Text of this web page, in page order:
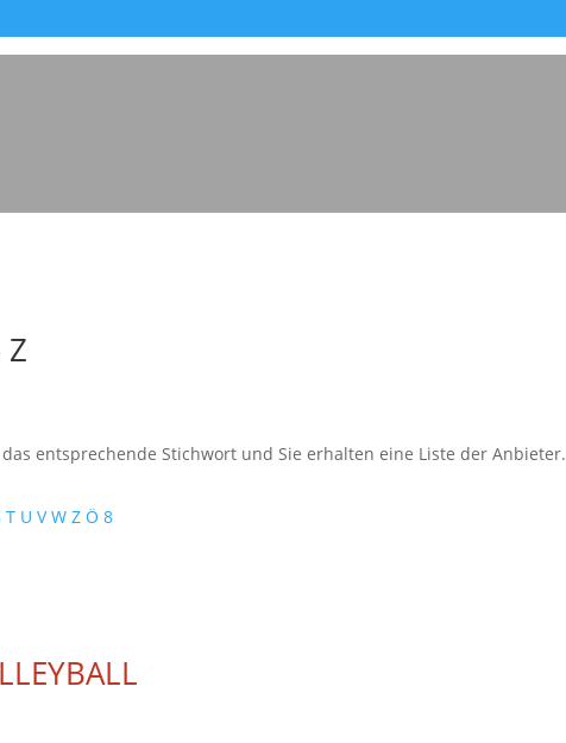
entsprechende Stichwort und Sie erhalten eine Liste der Anbieter.
T U V W Z Ö 8